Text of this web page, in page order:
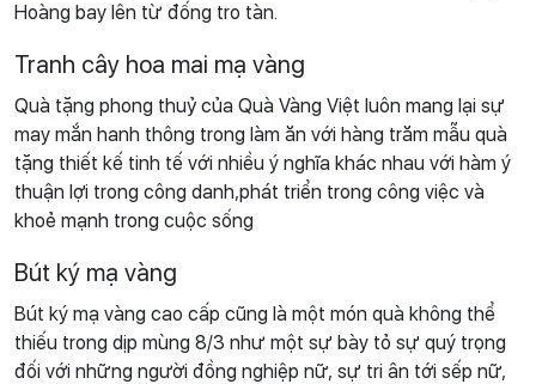
Hoàng bay lên từ đống tro tàn.
Tranh cây hoa mai mạ vàng
Quà tặng phong thuỷ của Quà Vàng Việt luôn mang lại sự
may mắn hanh thông trong làm ăn với hàng trăm mẫu quà
tặng thiết kế tinh tế với nhiều ý nghĩa khác nhau với hàm ý
thuận lợi trong công danh,phát triển trong công việc và
khoẻ mạnh trong cuộc sống
Bút ký mạ vàng
Bút ký mạ vàng cao cấp cũng là một món quà không thể
thiếu trong dịp mùng 8/3 như một sự bày tỏ sự quý trọng
đối với những người đồng nghiệp nữ, sự tri ân tới sếp nữ,